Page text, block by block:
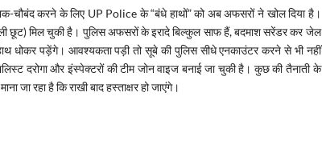
चौबंद करने के लिए UP Police के “बंधे हाथों” को अब अफसरों ने खोल दिया है।
छूट) मिल चुकी है। पुलिस अफसरों के इरादे बिल्कुल साफ हैं, बदमाश सरेंडर कर जेल
धोकर पड़ेंगे। आवश्यकता पड़ी तो सूबे की पुलिस सीधे एनकाउंटर करने से भी नहीं
दरोगा और इंस्पेक्टरों की टीम जोन वाइज बनाई जा चुकी है। कुछ की तैनाती के
रहा है कि राखी बाद हस्ताक्षर हो जाएंगे।